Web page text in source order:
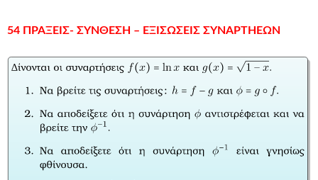
54 ΠΡΑΞΕΙΣ- ΣΥΝΘΕΣΗ – ΕΞΙΣΩΣΕΙΣ ΣΥΝΑΡΤΗΕΩΝ